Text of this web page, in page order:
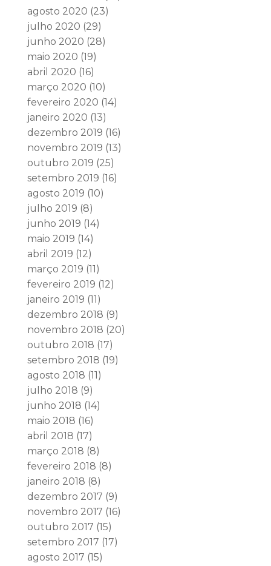
agosto 2020 (23)
julho 2020 (29)
junho 2020 (28)
maio 2020 (19)
abril 2020 (16)
março 2020 (10)
fevereiro 2020 (14)
janeiro 2020 (13)
dezembro 2019 (16)
novembro 2019 (13)
outubro 2019 (25)
setembro 2019 (16)
agosto 2019 (10)
julho 2019 (8)
junho 2019 (14)
maio 2019 (14)
abril 2019 (12)
março 2019 (11)
fevereiro 2019 (12)
janeiro 2019 (11)
dezembro 2018 (9)
novembro 2018 (20)
outubro 2018 (17)
setembro 2018 (19)
agosto 2018 (11)
julho 2018 (9)
junho 2018 (14)
maio 2018 (16)
abril 2018 (17)
março 2018 (8)
fevereiro 2018 (8)
janeiro 2018 (8)
dezembro 2017 (9)
novembro 2017 (16)
outubro 2017 (15)
setembro 2017 (17)
agosto 2017 (15)